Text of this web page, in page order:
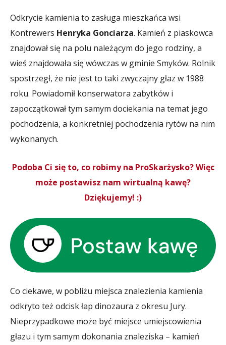
Odkrycie kamienia to zasługa mieszkańca wsi
Kontrewers Henryka Gonciarza. Kamień z piaskowca
znajdował się na polu należącym do jego rodziny, a
wieś znajdowała się wówczas w gminie Smyków. Rolnik
spostrzegł, że nie jest to taki zwyczajny głaz w 1988
roku. Powiadomił konserwatora zabytków i
zapoczątkował tym samym dociekania na temat jego
pochodzenia, a konkretniej pochodzenia rytów na nim
wykonanych.
Podoba Ci się to, co robimy na ProSkarżysko? Więc
może postawisz nam wirtualną kawę?
Dziękujemy! :)
Co ciekawe, w pobliżu miejsca znalezienia kamienia
odkryto też odcisk łap dinozaura z okresu Jury.
Nieprzypadkowe może być miejsce umiejscowienia
głazu i tym samym dokonania znaleziska – kamień